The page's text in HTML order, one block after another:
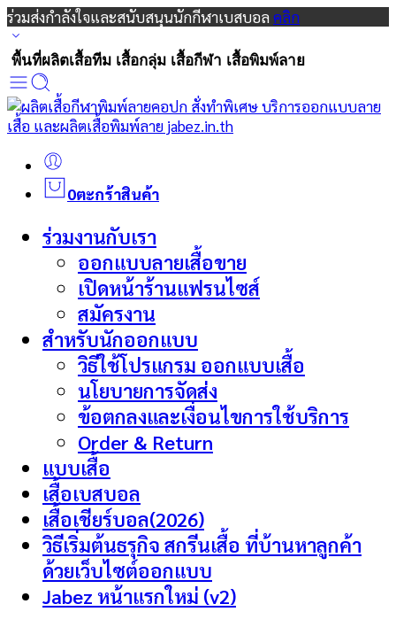
ร่วมส่งกำลังใจและสนับสนุนนักกีฬาเบสบอล คลิก
พื้นที่ผลิตเสื้อทีม เสื้อกลุ่ม เสื้อกีฬา เสื้อพิมพ์ลาย
0ตะกร้าสินค้า
ร่วมงานกับเรา
ออกแบบลายเสื้อขาย
เปิดหน้าร้านแฟรนไซส์
สมัครงาน
สำหรับนักออกแบบ
วิธีใช้โปรแกรม ออกแบบเสื้อ
นโยบายการจัดส่ง
ข้อตกลงและเงื่อนไขการใช้บริการ
Order & Return
แบบเสื้อ
เสื้อเบสบอล
เสื้อเชียร์บอล(2026)
วิธีเริ่มต้นธรุกิจ สกรีนเสื้อ ที่บ้านหาลูกค้า
ด้วยเว็บไซต์ออกแบบ
Jabez หน้าแรกใหม่ (v2)